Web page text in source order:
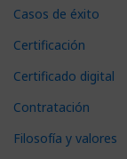
Casos de éxito
Certificación
Certificado digital
Contratación
Filosofía y valores